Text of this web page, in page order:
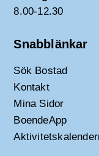
8.00-12.30
Snabblänkar
Sök Bostad
Kontakt
Mina Sidor
BoendeApp